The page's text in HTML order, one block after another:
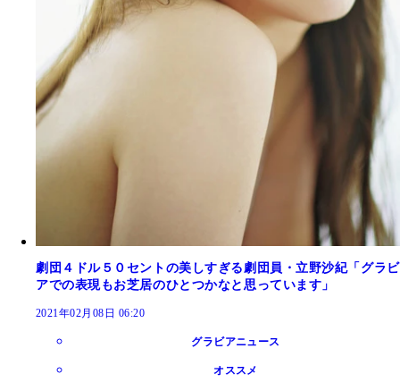
劇団４ドル５０セントの美しすぎる劇団員・立野沙紀「グラビ
アでの表現もお芝居のひとつかなと思っています」
2021年02月08日 06:20
グラビアニュース
オススメ